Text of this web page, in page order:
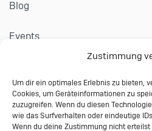
Zustimmung
Um dir ein optimales Erlebnis zu bieten,
Cookies, um Geräteinformationen zu
zuzugreifen. Wenn du diesen
wie das Surfverhalten oder eindeutige
Wenn du deine Zustimmung nicht
Blog
Events
Kontakt
Impressum
Datenschutzerklärung